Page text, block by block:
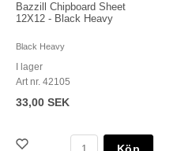
Bazzill Chipboard Sheet
12X12 - Black Heavy
Black Heavy
I lager
Art nr. 42105
33,00 SEK